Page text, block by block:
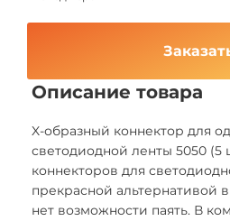
Описание товара
X-образный коннектор для
светодиодной ленты 5050 (5
коннекторов для
прекрасной альтернативой в
нет возможности паять. В